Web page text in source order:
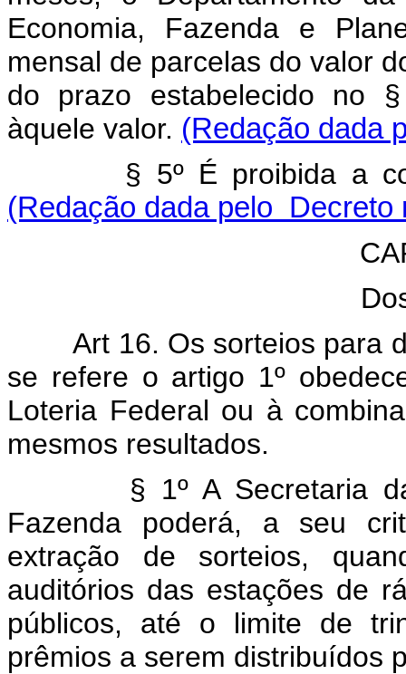
Economia, Fazenda e
mensal de parcelas do valor
do prazo estabelecido no
àquele valor. (Redação dada
§ 5º É proibida a
(Redação dada pelo Decreto
Art 16. Os sorteios para
se refere o artigo 1º
Loteria Federal ou à
mesmos resultados.
§ 1º A Secretaria da
Fazenda poderá, a seu
extração de sorteios,
auditórios das estações de
públicos, até o limite de
prêmios a serem distribuídos